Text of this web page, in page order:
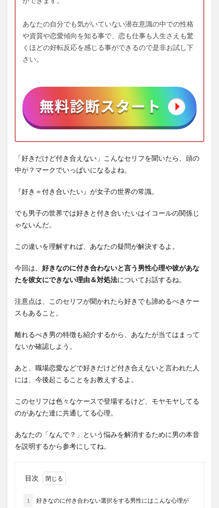
あなたの自分でも気がいていない潜在意識の中での性格
や資質や恋愛傾向を知る事で、恋も仕事も人生さえも驚
くほどの好転反応を感じる事ができるので是非お試し下
さい。
「好きだけど付き合えない」こんなセリフを聞いたら、頭の
中が？マークでいっぱいになるよね。
『好き＝付き合いたい』が女子の世界の常識。
でも男子の世界では好きと付き合いたいはイコールの関係じ
ゃないんだ。
この違いを理解すれば、あなたの疑問が解決するよ。
今回は、 好きなのに付き合わないと言う男性心理や彼があな
たを彼女にできない理由＆対処法についてお話するね。
注意点は、このセリフが聞かれたら好きでも諦めるべきケー
スもあること。
離れるべき男の特徴も紹介するから、あなたが当てはまって
ないか確認しよう。
あと、職場恋愛などで好きだけど付き合えないと言われた人
には、今後起こることをお教えするよ。
このセリフは色々なケースで登場するけど、モヤモヤしてる
のがあなた達に共通してる心理。
あなたの「なんで？」という悩みを解消するために男の本音
を説明するから参考にしてね。
目次
1
好きなのに付き合わない選択をする男性にはこんな心理が